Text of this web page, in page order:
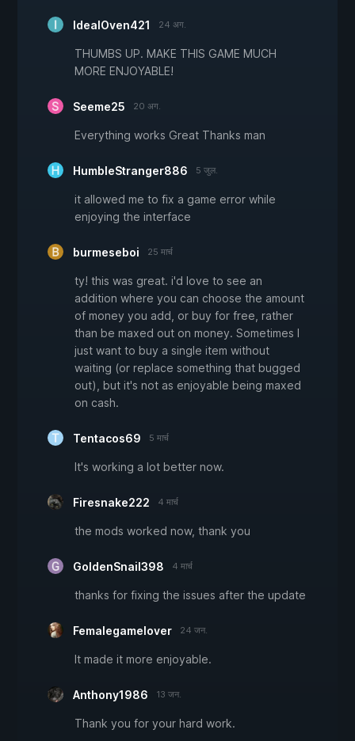
IdealOven421 24 अग.
THUMBS UP. MAKE THIS GAME MUCH
MORE ENJOYABLE!
Seeme25 20 अग.
Everything works Great Thanks man
HumbleStranger886 5 जुल.
it allowed me to fix a game error while
enjoying the interface
burmeseboi 25 मार्च
ty! this was great. i'd love to see an
addition where you can choose the amount
of money you add, or buy for free, rather
than be maxed out on money. Sometimes I
just want to buy a single item without
waiting (or replace something that bugged
out), but it's not as enjoyable being maxed
on cash.
Tentacos69 5 मार्च
It's working a lot better now.
Firesnake222 4 मार्च
the mods worked now, thank you
GoldenSnail398 4 मार्च
thanks for fixing the issues after the update
Femalegamelover 24 जन.
It made it more enjoyable.
Anthony1986 13 जन.
Thank you for your hard work.